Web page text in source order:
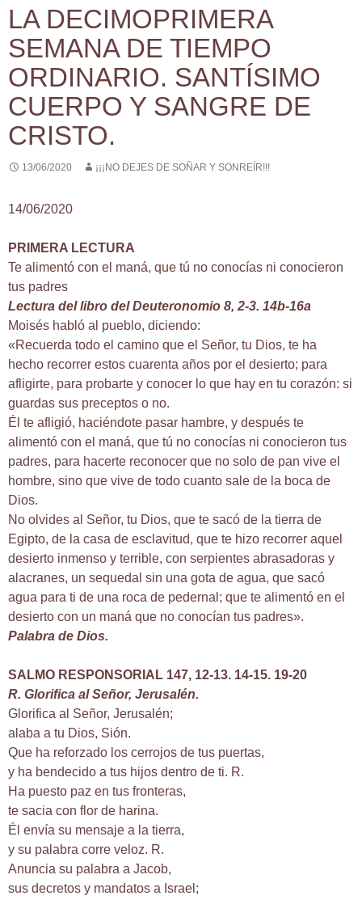
LA DECIMOPRIMERA
SEMANA DE TIEMPO
ORDINARIO. SANTÍSIMO
CUERPO Y SANGRE DE
CRISTO.
13/06/2020 ¡¡¡NO DEJES DE SOÑAR Y SONREÍR!!!
14/06/2020
PRIMERA LECTURA
Te alimentó con el maná, que tú no conocías ni conocieron
tus padres
Lectura del libro del Deuteronomio 8, 2-3. 14b-16a
Moisés habló al pueblo, diciendo:
«Recuerda todo el camino que el Señor, tu Dios, te ha
hecho recorrer estos cuarenta años por el desierto; para
afligirte, para probarte y conocer lo que hay en tu corazón: si
guardas sus preceptos o no.
Él te afligió, haciéndote pasar hambre, y después te
alimentó con el maná, que tú no conocías ni conocieron tus
padres, para hacerte reconocer que no solo de pan vive el
hombre, sino que vive de todo cuanto sale de la boca de
Dios.
No olvides al Señor, tu Dios, que te sacó de la tierra de
Egipto, de la casa de esclavitud, que te hizo recorrer aquel
desierto inmenso y terrible, con serpientes abrasadoras y
alacranes, un sequedal sin una gota de agua, que sacó
agua para ti de una roca de pedernal; que te alimentó en el
desierto con un maná que no conocían tus padres».
Palabra de Dios.
SALMO RESPONSORIAL 147, 12-13. 14-15. 19-20
R. Glorifica al Señor, Jerusalén.
Glorifica al Señor, Jerusalén;
alaba a tu Dios, Sión.
Que ha reforzado los cerrojos de tus puertas,
y ha bendecido a tus hijos dentro de ti. R.
Ha puesto paz en tus fronteras,
te sacia con flor de harina.
Él envía su mensaje a la tierra,
y su palabra corre veloz. R.
Anuncia su palabra a Jacob,
sus decretos y mandatos a Israel;